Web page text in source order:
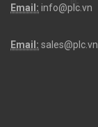
Email: info@plc.vn
Email: sales@plc.vn